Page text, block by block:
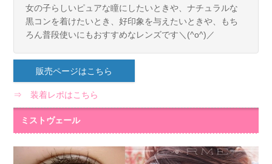
女の子らしいピュアな瞳にしたいときや、ナチュラルな
黒コンを着けたいとき、好印象を与えたいときや、もち
ろん普段使いにもおすすめなレンズです＼(^o^)／
販売ページはこちら
⇒ 装着レポはこちら
ミストヴェール